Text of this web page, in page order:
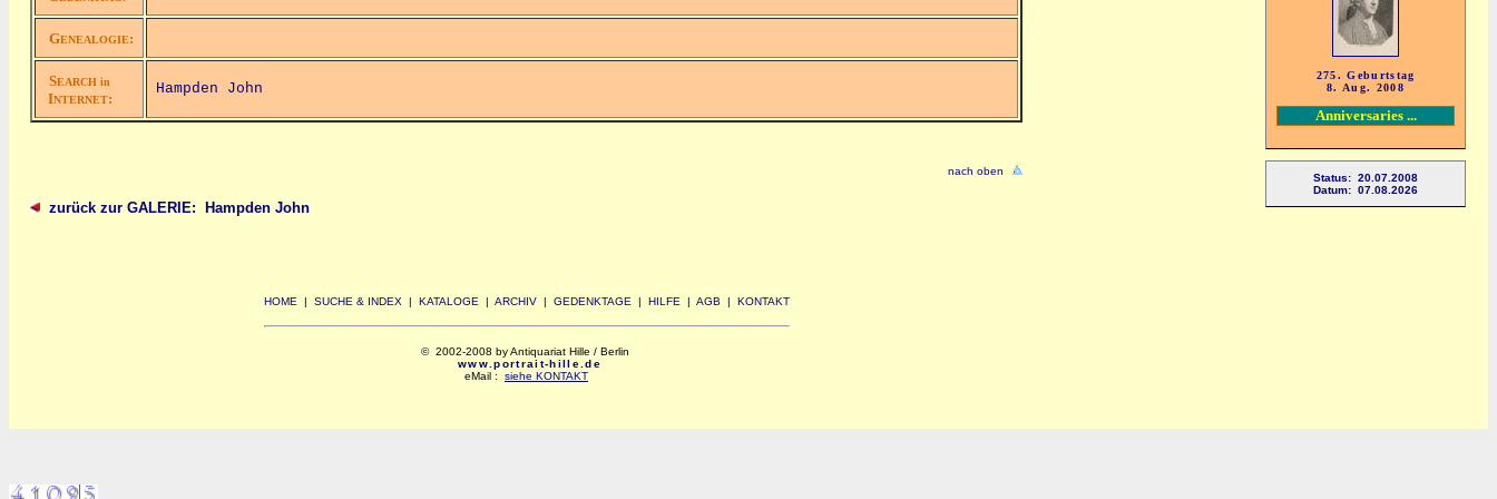
275. Geburtstag
8. Aug. 2008
Anniversaries ...
Status: 20.07.2008
Datum: 07.08.2026
GENEALOGIE:
SEARCH in
INTERNET:
Hampden John
nach oben
zurück zur GALERIE: Hampden John
HOME | SUCHE & INDEX | KATALOGE | ARCHIV| GEDENKTAGE | HILFE | AGB | KONTAKT
© 2002-2008 by Antiquariat Hille / Berlin
www.portrait-hille.de
eMail : siehe KONTAKT